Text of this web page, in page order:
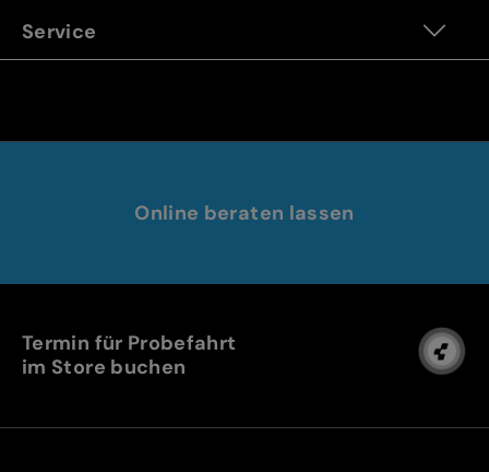
Service
Online beraten lassen
Termin für Probefahrt
im Store buchen